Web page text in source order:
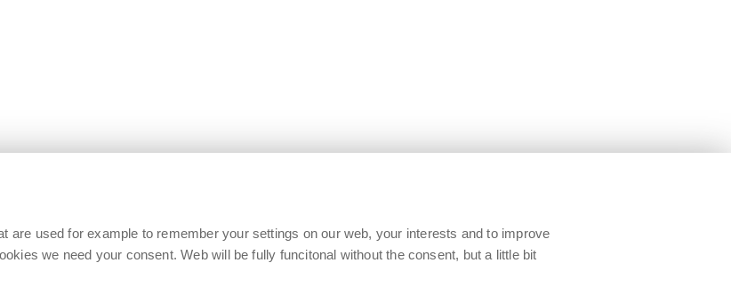
are used for example to remember your settings on our web, your interests and to improve
we need your consent. Web will be fully funcitonal without the consent, but a little bit